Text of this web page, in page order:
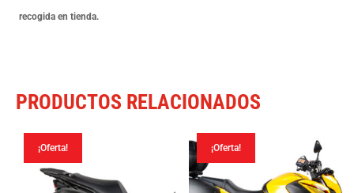
recogida en tienda.
PRODUCTOS RELACIONADOS
¡Oferta! ¡Oferta!